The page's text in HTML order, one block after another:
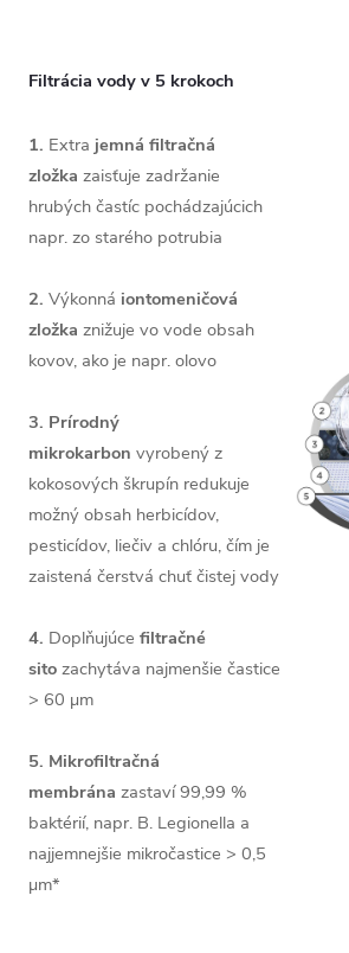
Filtrácia vody v 5 krokoch
1. Extra jemná filtračná
zložka zaisťuje zadržanie
hrubých častíc pochádzajúcich
napr. zo starého potrubia
2. Výkonná iontomeničová
zložka znižuje vo vode obsah
kovov, ako je napr. olovo
3. Prírodný
mikrokarbon vyrobený z
kokosových škrupín redukuje
možný obsah herbicídov,
pesticídov, liečiv a chlóru, čím je
zaistená čerstvá chuť čistej vody
4. Doplňujúce filtračné
sito zachytáva najmenšie častice
> 60 µm
5. Mikrofiltračná
membrána zastaví 99,99 %
baktérií, napr. B. Legionella a
najjemnejšie mikročastice > 0,5
µm*